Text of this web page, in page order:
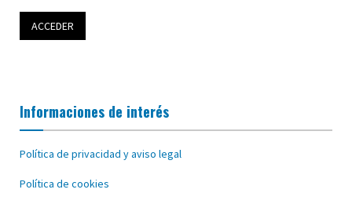
Informaciones de interés
Política de privacidad y aviso legal
Política de cookies